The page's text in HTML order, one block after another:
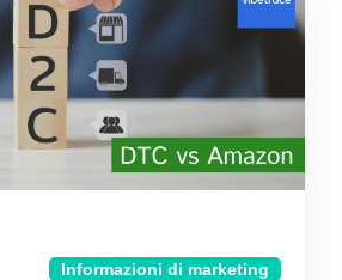
Informazioni di marketing